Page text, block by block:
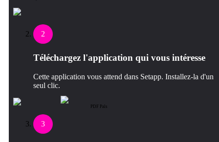
2
Téléchargez l'application qui vous intéresse
Cette application vous attend dans Setapp. Installez-la d'un
seul clic.
PDF Pals
3